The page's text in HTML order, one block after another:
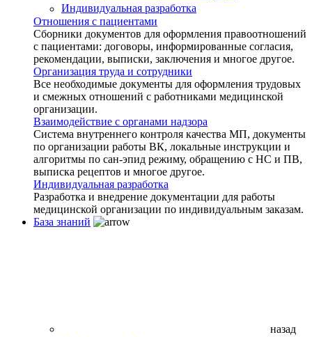
Индивидуальная разработка
Отношения с пациентами
Сборники документов для оформления правоотношений
с пациентами: договоры, информированные согласия,
рекомендации, выписки, заключения и многое другое.
Организация труда и сотрудники
Все необходимые документы для оформления трудовых
и смежных отношений с работниками медицинской
организации.
Взаимодействие с органами надзора
Система внутреннего контроля качества МП, документы
по организации работы ВК, локальные инструкции и
алгоритмы по сан-эпид режиму, обращению с НС и ПВ,
выписка рецептов и многое другое.
Индивидуальная разработка
Разработка и внедрение документации для работы
медицинской организации по индивидуальным заказам.
База знаний
назад